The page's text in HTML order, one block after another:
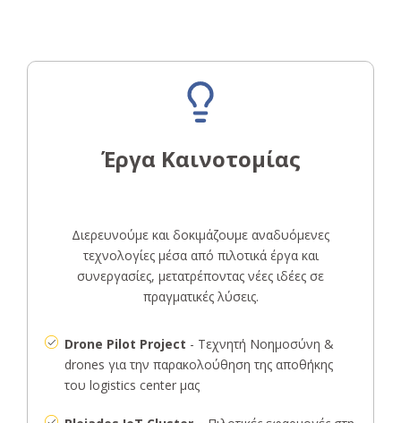
Έργα Καινοτομίας
Διερευνούμε και δοκιμάζουμε αναδυόμενες
τεχνολογίες μέσα από πιλοτικά έργα και
συνεργασίες, μετατρέποντας νέες ιδέες σε
πραγματικές λύσεις.
Drone Pilot Project - Τεχνητή Νοημοσύνη &
drones για την παρακολούθηση της αποθήκης
του logistics center μας